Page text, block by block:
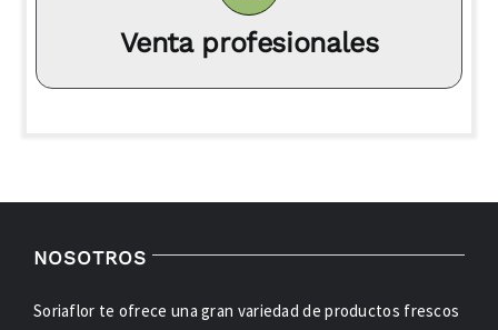
Venta profesionales
NOSOTROS
Soriaflor te ofrece una gran variedad de productos frescos